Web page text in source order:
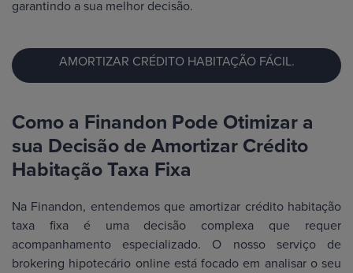
garantindo a sua melhor decisão.
AMORTIZAR CRÉDITO HABITAÇÃO FÁCIL.
Como a Finandon Pode Otimizar a
sua Decisão de Amortizar Crédito
Habitação Taxa Fixa
Na Finandon, entendemos que amortizar crédito habitação
taxa fixa é uma decisão complexa que requer
acompanhamento especializado. O nosso serviço de
brokering hipotecário online está focado em analisar o seu